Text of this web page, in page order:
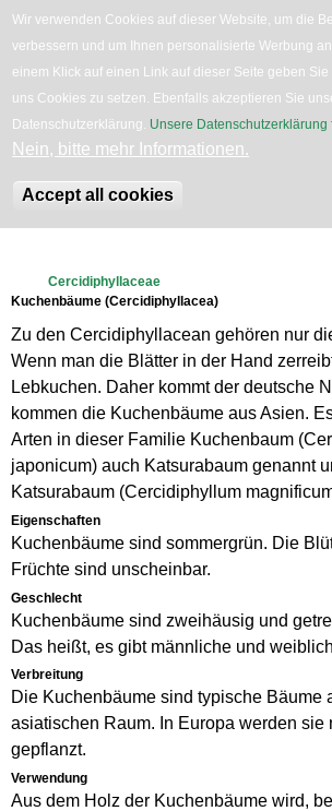
Wir verwenden Cookies auf dieser Website, um die
verbessern und um Ihnen personalisierte Werbung
einem Klick auf einen Link auf dieser Seite geben
uns Cookies zu setzen. Ebenfalls akzeptieren Sie
Datenschutzerklärung. Unsere Datenschutzerklärung
Nein, bitte mehr Informationen.
Accept all cookies
zum
English Bäume Blumen Zurück
Cercidiphyllaceae
Kuchenbäume (Cercidiphyllacea)
Zu den Cercidiphyllacean gehören nur
Wenn man die Blätter in der Hand
Lebkuchen. Daher kommt der deutsche
kommen die Kuchenbäume aus Asien.
Arten in dieser Familie Kuchenbaum
japonicum) auch Katsurabaum genannt
Katsurabaum (Cercidiphyllum
Eigenschaften
Kuchenbäume sind sommergrün. Die
Früchte sind unscheinbar.
Geschlecht
Kuchenbäume sind zweihäusig und
Das heißt, es gibt männliche und
Verbreitung
Die Kuchenbäume sind typische Bäume
asiatischen Raum. In Europa werden sie
gepflanzt.
Verwendung
Aus dem Holz der Kuchenbäume wird,